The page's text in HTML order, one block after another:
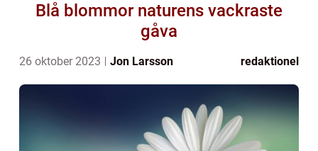
Blå blommor naturens vackraste
gåva
26 oktober 2023 Jon Larsson redaktionel